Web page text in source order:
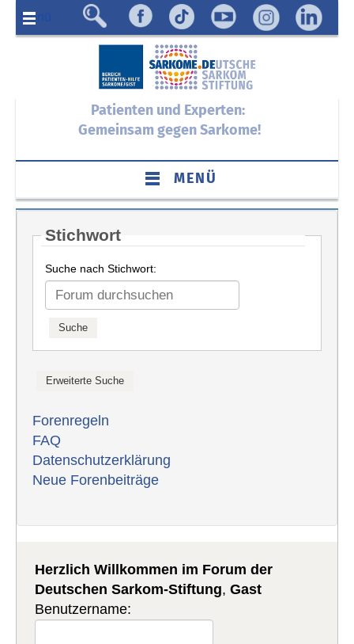
Menü
Patienten und Experten:
Gemeinsam gegen Sarkome!
MENÜ
Stichwort
Suche nach Stichwort:
Forenregeln
FAQ
Datenschutzerklärung
Neue Forenbeiträge
Herzlich Willkommen im Forum der
Deutschen Sarkom-Stiftung,Gast
Benutzername: